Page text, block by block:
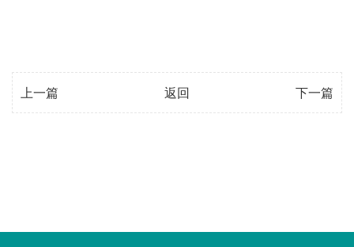
上一篇 返回 下一篇